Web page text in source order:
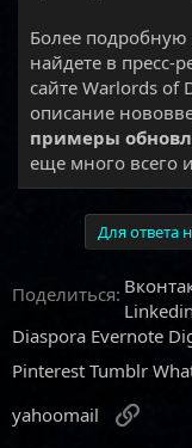
Более
найдете в пресс-
сайте Warlords
описание
примеры
еще много всего
Для ответа
Поделиться:
Linkedin
Diaspora Evernote
Pinterest Tumblr
yahoomail